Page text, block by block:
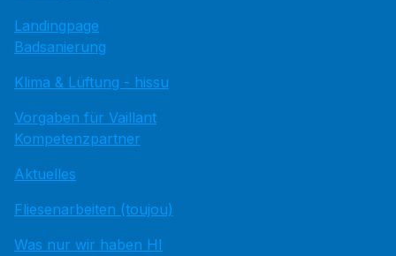
Landingpage
Badsanierung
Klima & Lüftung - hissu
Vorgaben für Vaillant
Kompetenzpartner
Aktuelles
Fliesenarbeiten (toujou)
Was nur wir haben HI